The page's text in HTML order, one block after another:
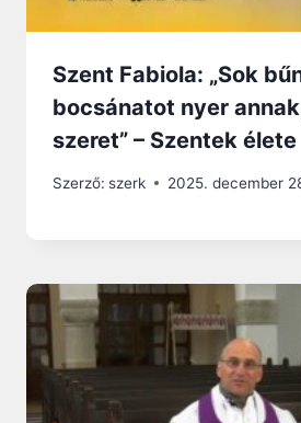
Szent Fabiola: „Sok
bocsánatot nyer
szeret” – Szentek élete
Szerző: szerk 2025. december